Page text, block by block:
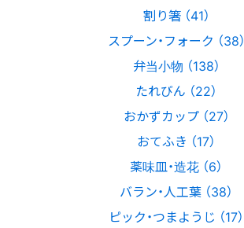
割り箸 （41）
スプーン・フォーク （38）
弁当小物 （138）
たれびん （22）
おかずカップ （27）
おてふき （17）
薬味皿・造花 （6）
バラン・人工葉 （38）
ピック・つまようじ （17）